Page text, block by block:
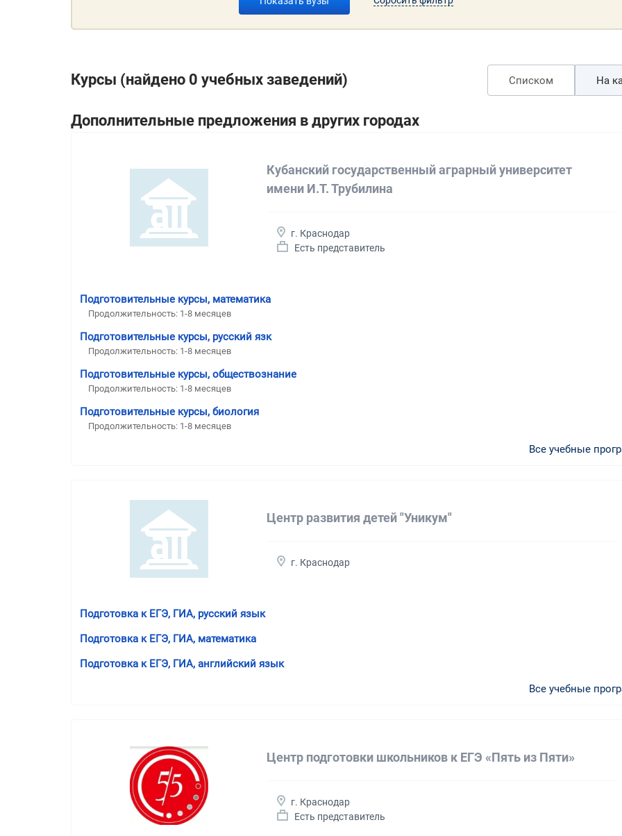
Курсы (найдено 0 учебных заведений) Списком На
Дополнительные предложения в других городах
Кубанский государственный аграрный университет
имени И.Т. Трубилина
г. Краснодар
Есть представитель
Подготовительные курсы, математика
Продолжительность: 1-8 месяцев
Подготовительные курсы, русский язк
Продолжительность: 1-8 месяцев
Подготовительные курсы, обществознание
Продолжительность: 1-8 месяцев
Подготовительные курсы, биология
Продолжительность: 1-8 месяцев
Все учебные
Центр развития детей "Уникум"
г. Краснодар
Подготовка к ЕГЭ, ГИА, русский язык
Подготовка к ЕГЭ, ГИА, математика
Подготовка к ЕГЭ, ГИА, английский язык
Все учебные
Центр подготовки школьников к ЕГЭ «Пять из Пяти»
г. Краснодар
Есть представитель